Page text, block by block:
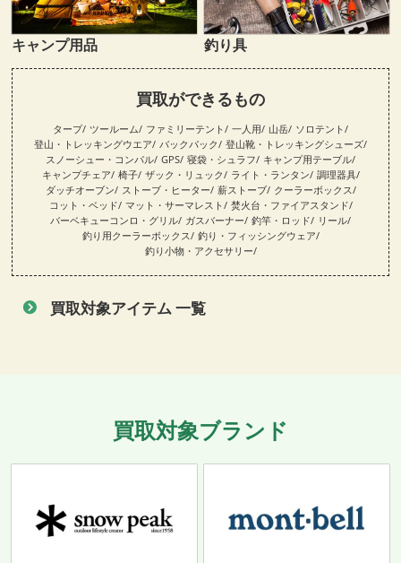
キャンプ用品 釣り具
買取ができるもの
タープ ツールーム ファミリーテント 一人用 山岳 ソロテント
登山・トレッキングウエア バックパック
登山靴・トレッキングシューズ
スノーシュー・コンパル GPS 寝袋・シュラフ
キャンプ用テーブル
キャンプチェア 椅子 ザック・リュック ライト・ランタン 調理器具
ダッチオーブン
ストーブ・ヒーター 薪ストーブ
クーラーボックス
コット・ベッド
マット・サーマレスト
焚火台・ファイアスタンド
バーベキューコンロ・グリル ガスバーナー 釣竿・ロッド
リール
釣り用クーラーボックス 釣り・フィッシングウェア
釣り小物・アクセサリー
買取対象アイテム 一覧
買取対象ブランド